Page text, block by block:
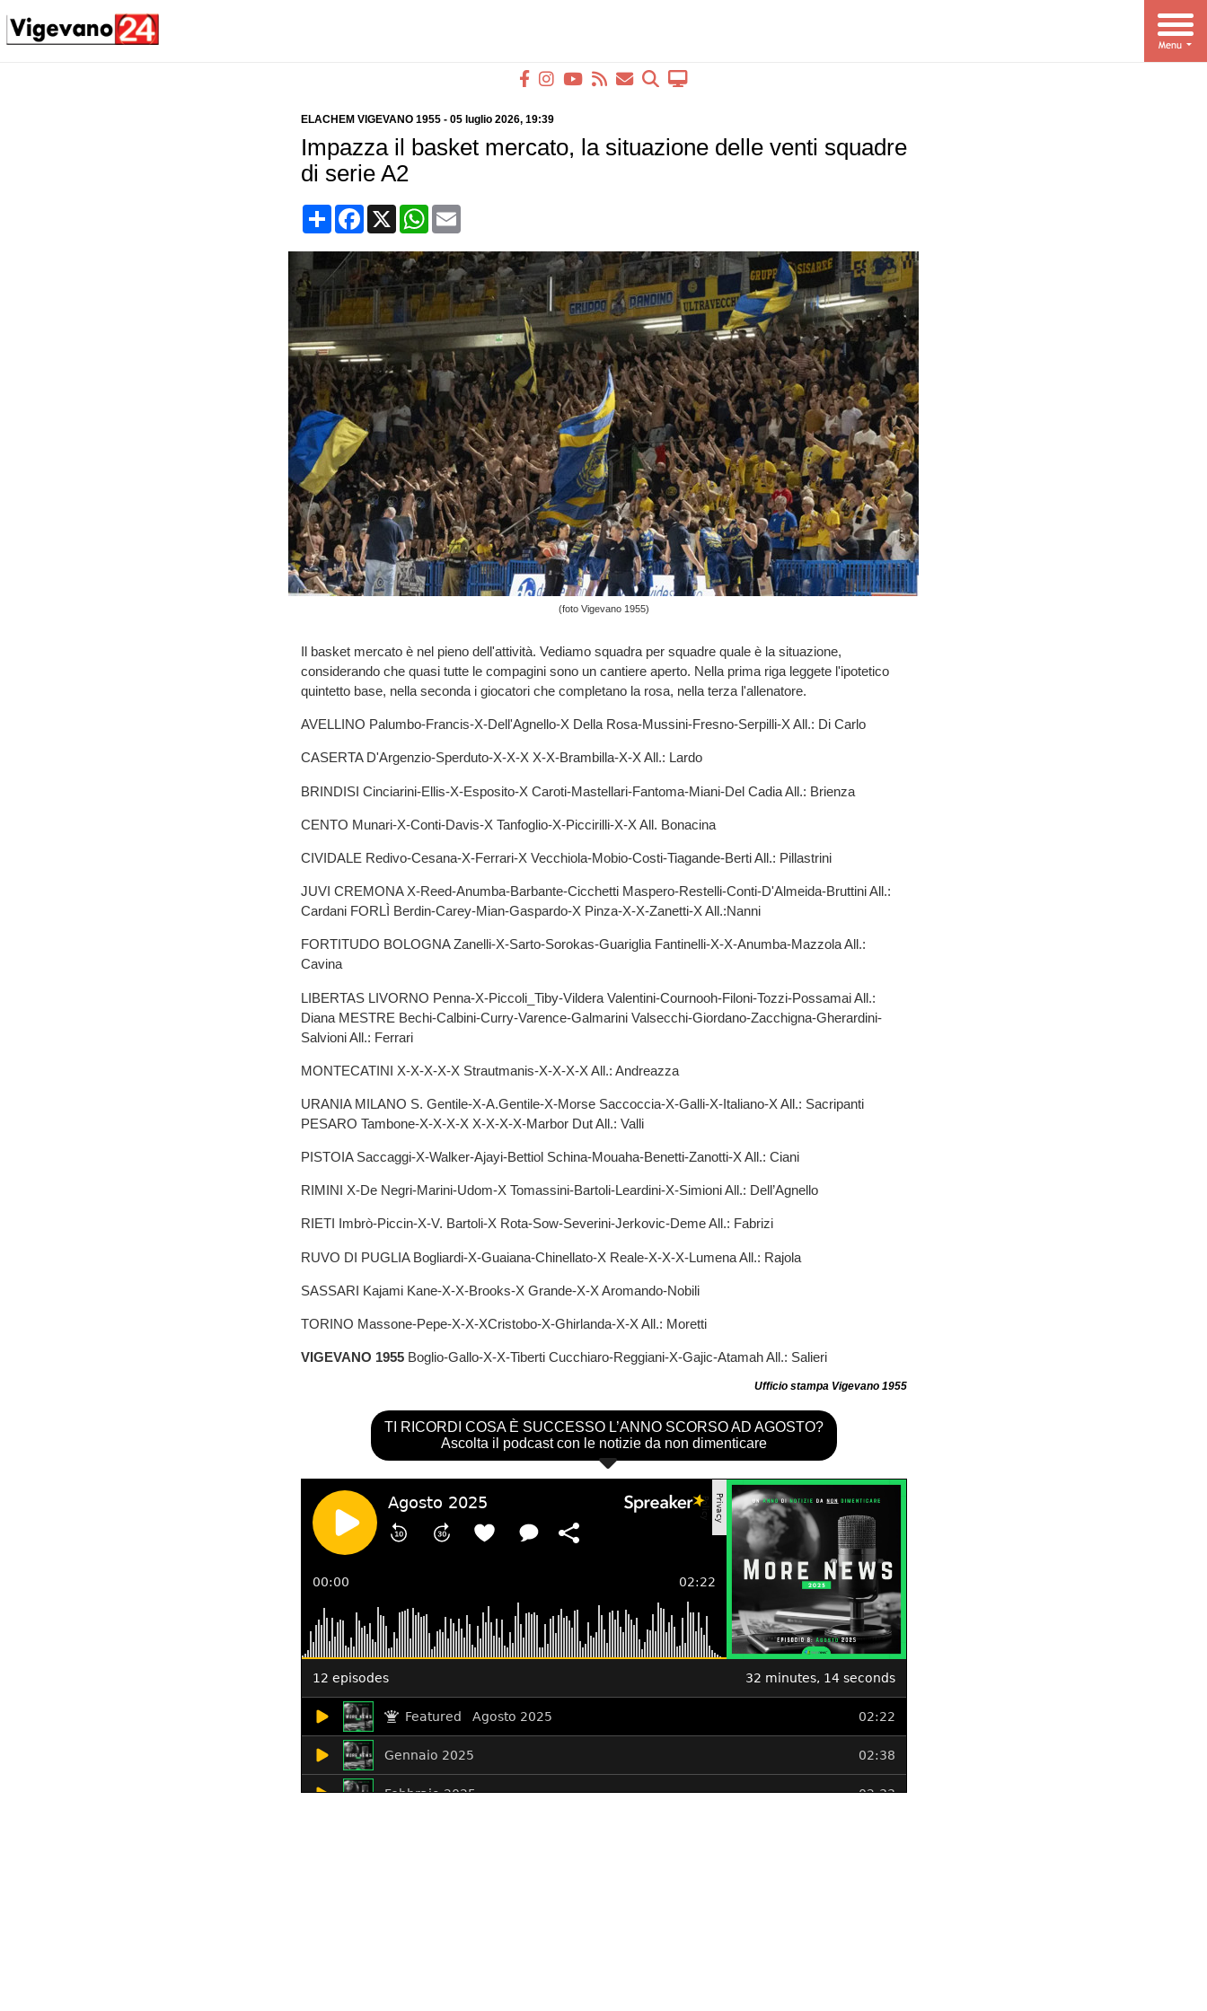
ELACHEM VIGEVANO 1955- 05 luglio 2026, 19:39
Impazza il basket mercato, la situazione delle venti squadre
di serie A2
CondividiFacebook
X WhatsApp
Email
(foto Vigevano 1955)
Il basket mercato è nel pieno dell'attività. Vediamo squadra per squadre quale è la situazione,
considerando che quasi tutte le compagini sono un cantiere aperto. Nella prima riga leggete l'ipotetico
quintetto base, nella seconda i giocatori che completano la rosa, nella terza l'allenatore.
AVELLINO Palumbo-Francis-X-Dell'Agnello-X Della Rosa-Mussini-Fresno-Serpilli-X All.: Di Carlo
CASERTA D'Argenzio-Sperduto-X-X-X X-X-Brambilla-X-X All.: Lardo
BRINDISI Cinciarini-Ellis-X-Esposito-X Caroti-Mastellari-Fantoma-Miani-Del Cadia All.: Brienza
CENTO Munari-X-Conti-Davis-X Tanfoglio-X-Piccirilli-X-X All. Bonacina
CIVIDALE Redivo-Cesana-X-Ferrari-X Vecchiola-Mobio-Costi-Tiagande-Berti All.: Pillastrini
JUVI CREMONA X-Reed-Anumba-Barbante-Cicchetti Maspero-Restelli-Conti-D'Almeida-Bruttini All.:
Cardani FORLÌ Berdin-Carey-Mian-Gaspardo-X Pinza-X-X-Zanetti-X All.:Nanni
FORTITUDO BOLOGNA Zanelli-X-Sarto-Sorokas-Guariglia Fantinelli-X-X-Anumba-Mazzola All.:
Cavina
LIBERTAS LIVORNO Penna-X-Piccoli_Tiby-Vildera Valentini-Cournooh-Filoni-Tozzi-Possamai All.:
Diana MESTRE Bechi-Calbini-Curry-Varence-Galmarini Valsecchi-Giordano-Zacchigna-Gherardini-
Salvioni All.: Ferrari
MONTECATINI X-X-X-X-X Strautmanis-X-X-X-X All.: Andreazza
URANIA MILANO S. Gentile-X-A.Gentile-X-Morse Saccoccia-X-Galli-X-Italiano-X All.: Sacripanti
PESARO Tambone-X-X-X-X X-X-X-X-Marbor Dut All.: Valli
PISTOIA Saccaggi-X-Walker-Ajayi-Bettiol Schina-Mouaha-Benetti-Zanotti-X All.: Ciani
RIMINI X-De Negri-Marini-Udom-X Tomassini-Bartoli-Leardini-X-Simioni All.: Dell’Agnello
RIETI Imbrò-Piccin-X-V. Bartoli-X Rota-Sow-Severini-Jerkovic-Deme All.: Fabrizi
RUVO DI PUGLIA Bogliardi-X-Guaiana-Chinellato-X Reale-X-X-X-Lumena All.: Rajola
SASSARI Kajami Kane-X-X-Brooks-X Grande-X-X Aromando-Nobili
TORINO Massone-Pepe-X-X-XCristobo-X-Ghirlanda-X-X All.: Moretti
VIGEVANO 1955 Boglio-Gallo-X-X-Tiberti Cucchiaro-Reggiani-X-Gajic-Atamah All.: Salieri
Ufficio stampa Vigevano 1955
TI RICORDI COSA È SUCCESSO L’ANNO SCORSO AD AGOSTO?
Ascolta il podcast con le notizie da non dimenticare